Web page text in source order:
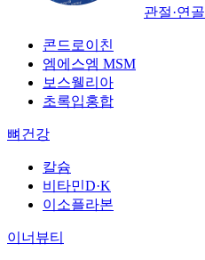
관절·연골
콘드로이친
엠에스엠 MSM
보스웰리아
초록입홍합
뼈건강
칼슘
비타민D·K
이소플라본
이너뷰티